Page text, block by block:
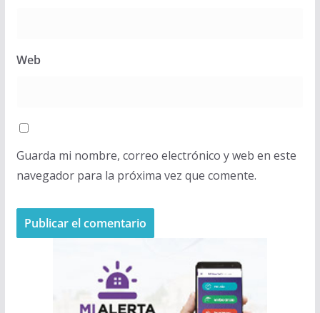
Web
Guarda mi nombre, correo electrónico y web en este
navegador para la próxima vez que comente.